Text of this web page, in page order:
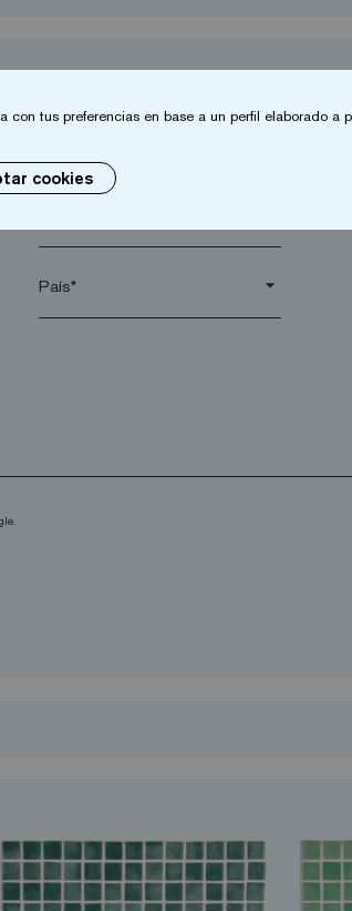
arrow_drop_down
tus preferencias en base a un perfil elaborado a
cookies